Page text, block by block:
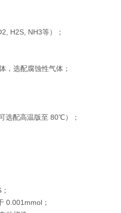
H2S, NH3等）；
，选配腐蚀性气体；
选配高温版至 80℃）；
0.001mmol；